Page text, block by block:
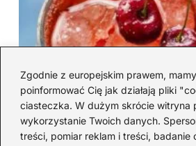
Zgodnie z europejskim prawem,
poinformować Cię jak działają pliki
ciasteczka. W dużym skrócie witryna
wykorzystanie Twoich danych.
treści, pomiar reklam i treści, badanie